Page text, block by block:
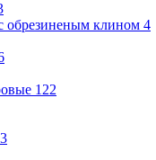
обрезиненым клином 4
122
3